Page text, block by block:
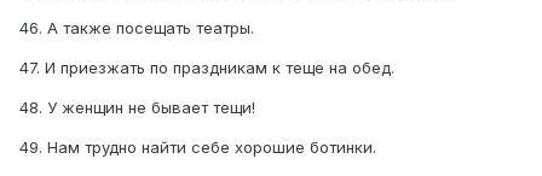
46. А также посещать театры.
47. И приезжать по праздникам к теще на обед.
48. У женщин не бывает тещи!
49. Нам трудно найти себе хорошие ботинки.